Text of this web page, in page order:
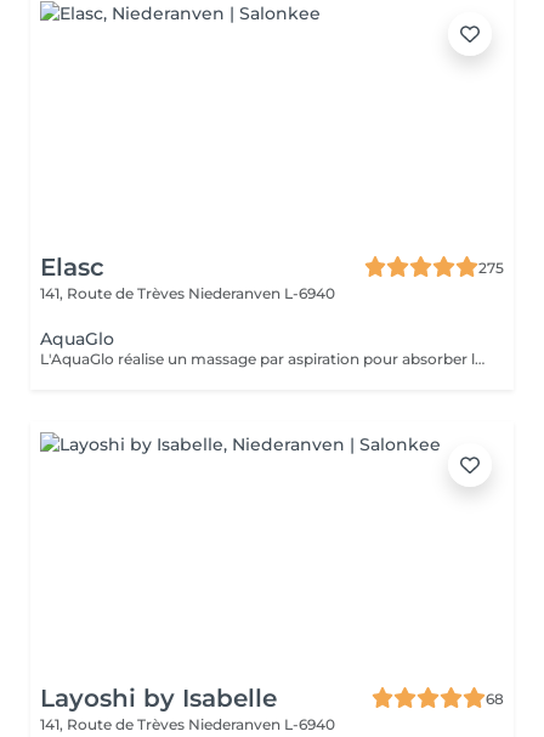
Elasc
275
141, Route de Trèves Niederanven L-6940
AquaGlo
L'AquaGlo réalise un massage par aspiration pour absorber les comédons, nettoyer la peau en profondeur, l'hydrater, l'oxygéner et l'exfolier. Cet appareil permet de stimuler la micro circulation ainsi que la division cellulaire. Résultats: un look frais, un teint éclatant, une peau hautement hydratée. Rajeunissement garanti ! Sur tous les types de peau, particulièrement avec des impuretés, des points noirs et/ou de l'acné.
Layoshi by Isabelle
68
141, Route de Trèves Niederanven L-6940